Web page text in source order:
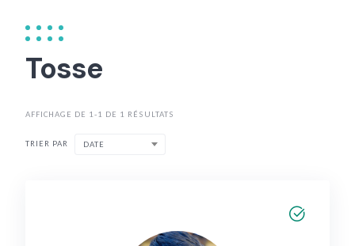
Tosse
AFFICHAGE DE 1-1 DE 1 RÉSULTATS
TRIER PAR DATE